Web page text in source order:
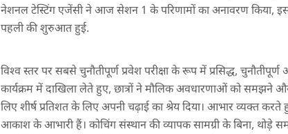
नेशनल टेस्टिंग एजेंसी ने आज सेशन 1 के परिणामों का अनावरण किया,
पहली की शुरुआत हुई.
विश्व स्तर पर सबसे चुनौतीपूर्ण प्रवेश परीक्षा के रूप में प्रसिद्ध,
कार्यक्रम में दाखिला लेते हुए, छात्रों ने मौलिक अवधारणाओं को
लिए शीर्ष प्रतिशत के लिए अपनी चढ़ाई का श्रेय दिया। आभार व्यक्त
आकाश के आभारी हैं। कोचिंग संस्थान की व्यापक सामग्री के बिना, थोड़े